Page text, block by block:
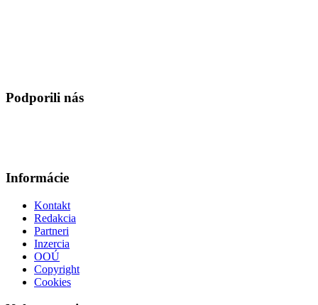
Podporili nás
Informácie
Kontakt
Redakcia
Partneri
Inzercia
OOÚ
Copyright
Cookies